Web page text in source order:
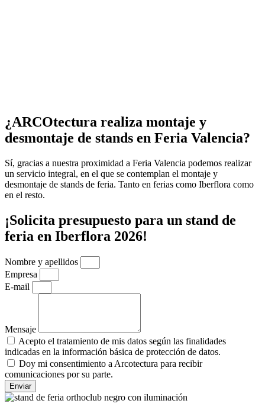
¿ARCOtectura realiza montaje y
desmontaje de stands en Feria Valencia?
Sí, gracias a nuestra proximidad a Feria Valencia podemos realizar
un servicio integral, en el que se contemplan el montaje y
desmontaje de stands de feria. Tanto en ferias como Iberflora como
en el resto.
¡Solicita presupuesto para un stand de
feria en Iberflora 2026!
Nombre y apellidos
Empresa
E-mail
Mensaje
Acepto el tratamiento de mis datos según las finalidades
indicadas en la información básica de protección de datos.
Doy mi consentimiento a Arcotectura para recibir
comunicaciones por su parte.
Enviar